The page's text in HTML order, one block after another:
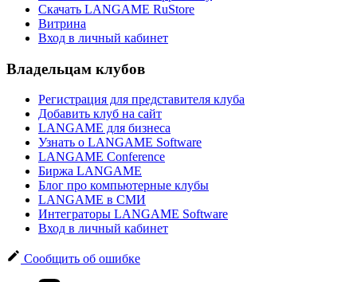
Скачать LANGAME RuStore
Витрина
Вход в личный кабинет
Владельцам клубов
Регистрация для представителя клуба
Добавить клуб на сайт
LANGAME для бизнеса
Узнать о LANGAME Software
LANGAME Conference
Биржа LANGAME
Блог про компьютерные клубы
LANGAME в СМИ
Интеграторы LANGAME Software
Вход в личный кабинет
Сообщить об ошибке